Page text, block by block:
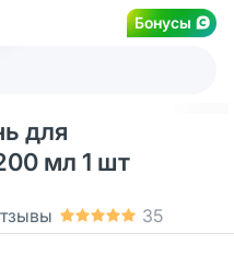
Бонусы
для
мл 1 шт
35